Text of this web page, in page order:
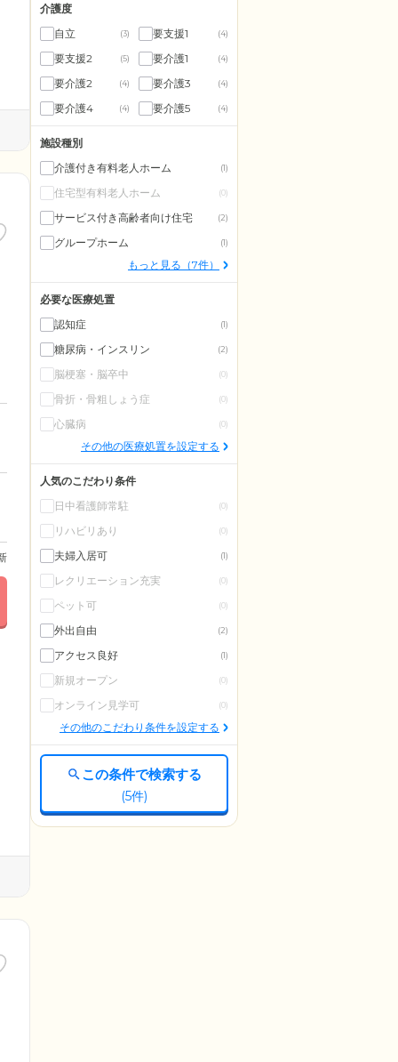
介護度
自立
(3) 要支援1 (4)
要支援2 (5) 要介護1 (4)
要介護2 (4) 要介護3 (4)
要介護4 (4) 要介護5 (4)
施設種別
介護付き有料老人ホーム
(1)
住宅型有料老人ホーム (0)
サービス付き高齢者向け住宅 (2)
グループホーム (1)
もっと見る（7件）
必要な医療処置
認知症
(1)
糖尿病・インスリン (2)
脳梗塞・脳卒中 (0)
骨折・骨粗しょう症 (0)
心臓病 (0)
その他の医療処置を設定する
人気のこだわり条件
日中看護師常駐
(0)
リハビリあり (0)
夫婦入居可 (1)
レクリエーション充実 (0)
ペット可 (0)
外出自由 (2)
アクセス良好 (1)
新規オープン (0)
オンライン見学可 (0)
その他のこだわり条件を設定する
この条件で検索する
(5件)